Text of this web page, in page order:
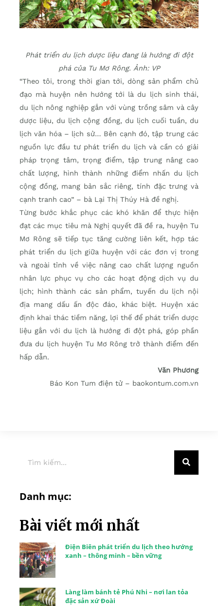
Phát triển du lịch dược liệu đang là hướng đi đột
phá của Tu Mơ Rông. Ảnh: VP
“Theo tôi, trong thời gian tới, dòng sản phẩm chủ
đạo mà huyện nên hướng tới là du lịch sinh thái,
du lịch nông nghiệp gắn với vùng trồng sâm và cây
dược liệu, du lịch cộng đồng, du lịch cuối tuần, du
lịch văn hóa – lịch sử… Bên cạnh đó, tập trung các
nguồn lực đầu tư phát triển du lịch và cần có giải
pháp trọng tâm, trọng điểm, tập trung nâng cao
chất lượng, hình thành những điểm nhấn du lịch
cộng đồng, mang bản sắc riêng, tính đặc trưng và
cạnh tranh cao” – bà Lại Thị Thúy Hà đề nghị.
Từng bước khắc phục các khó khăn để thực hiện
đạt các mục tiêu mà Nghị quyết đã đề ra, huyện Tu
Mơ Rông sẽ tiếp tục tăng cường liên kết, hợp tác
phát triển du lịch giữa huyện với các đơn vị trong
và ngoài tỉnh về việc nâng cao chất lượng nguồn
nhân lực phục vụ cho các hoạt động dịch vụ du
lịch; hình thành các sản phẩm, tuyến du lịch nội
địa mang dấu ấn độc đáo, khác biệt. Huyện xác
định khai thác tiềm năng, lợi thế để phát triển dược
liệu gắn với du lịch là hướng đi đột phá, góp phần
đưa du lịch huyện Tu Mơ Rông trở thành điểm đến
hấp dẫn.
Văn Phương
Báo Kon Tum điện tử – baokontum.com.vn
Danh mục:
Bài viết mới nhất
Điện Biên phát triển du lịch theo hướng
xanh – thông minh – bền vững
Làng làm bánh tẻ Phú Nhi – nơi lan tỏa
đặc sản xứ Đoài